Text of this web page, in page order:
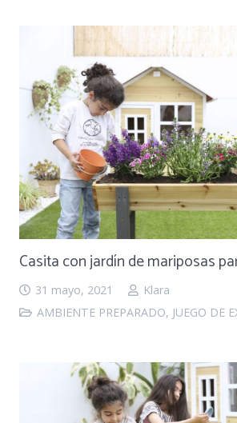
Casita con jardín de mariposas
31 mayo, 2021
Klara
AMBIENTE PREPARADO, JUEGO DE